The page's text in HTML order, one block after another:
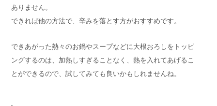
ありません。
できれば他の方法で、辛みを落とす方がおすすめです。
できあがった熱々のお鍋やスープなどに大根おろしをトッピ
ングするのは、加熱しすぎることなく、熱を入れてあげるこ
とができるので、試してみても良いかもしれませんね。